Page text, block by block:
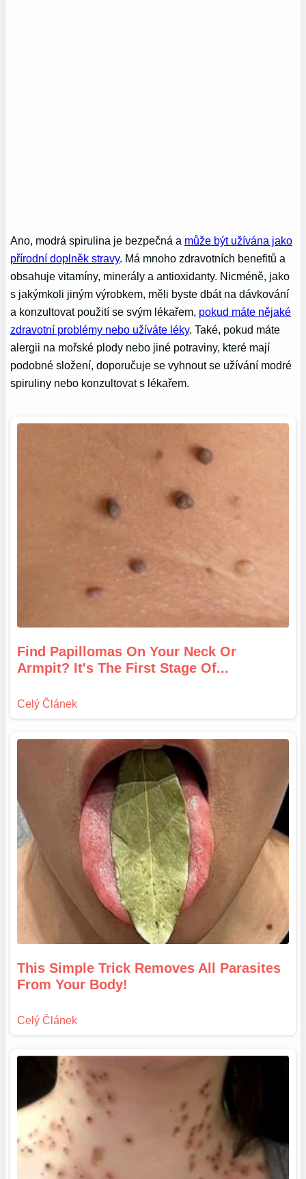
Ano, modrá spirulina je bezpečná a může být užívána jako
přírodní doplněk stravy. Má mnoho zdravotních benefitů a
obsahuje vitamíny, minerály a antioxidanty. Nicméně, jako
s jakýmkoli jiným výrobkem, měli byste dbát na dávkování
a konzultovat použití se svým lékařem, pokud máte nějaké
zdravotní problémy nebo užíváte léky. Také, pokud máte
alergii na mořské plody nebo jiné potraviny, které mají
podobné složení, doporučuje se vyhnout se užívání modré
spiruliny nebo konzultovat s lékařem.
Find Papillomas On Your Neck Or
Armpit? It's The First Stage Of...
This Simple Trick Removes All Parasites
From Your Body!